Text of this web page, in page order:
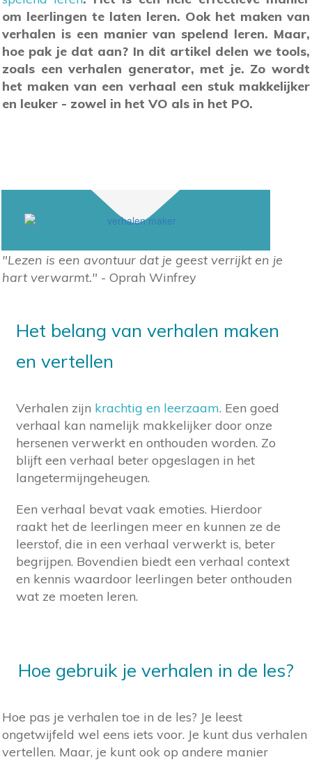
om leerlingen te laten leren. Ook het maken van
verhalen is een manier van spelend leren. Maar,
hoe pak je dat aan? In dit artikel delen we tools,
zoals een verhalen generator, met je. Zo wordt
het maken van een verhaal een stuk makkelijker
en leuker - zowel in het VO als in het PO.
"Lezen is een avontuur dat je geest verrijkt en je
hart verwarmt." - Oprah Winfrey
Het belang van verhalen maken
en vertellen
Verhalen zijn krachtig en leerzaam. Een goed
verhaal kan namelijk makkelijker door onze
hersenen verwerkt en onthouden worden. Zo
blijft een verhaal beter opgeslagen in het
langetermijngeheugen.
Een verhaal bevat vaak emoties. Hierdoor
raakt het de leerlingen meer en kunnen ze de
leerstof, die in een verhaal verwerkt is, beter
begrijpen. Bovendien biedt een verhaal context
en kennis waardoor leerlingen beter onthouden
wat ze moeten leren.
Hoe gebruik je verhalen in de les?
Hoe pas je verhalen toe in de les? Je leest
ongetwijfeld wel eens iets voor. Je kunt dus verhalen
vertellen. Maar, je kunt ook op andere manier